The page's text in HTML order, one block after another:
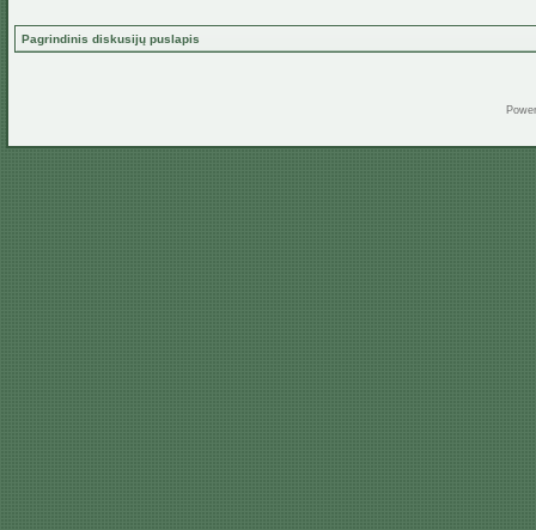
Pagrindinis diskusijų puslapis